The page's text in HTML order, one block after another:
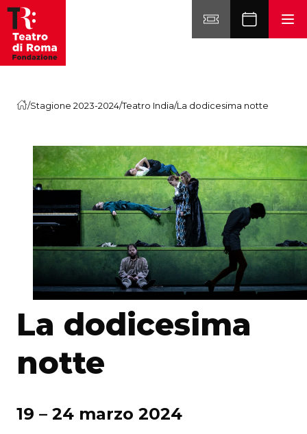
Vai al contenuto
/Stagione 2023-2024/Teatro India/La dodicesima notte
La dodicesima
notte
19 – 24 marzo 2024